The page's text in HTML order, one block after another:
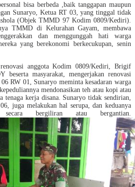
bisa berbeda ,baik tanggapan maupun
Sunaryo, Ketua RT 03, yang tinggal tidak
(Objek TMMD 97 Kodim 0809/Kediri).
TMMD di Kelurahan Gayam, membawa
dan menggunggah hati warga
yang berekonomi berkecukupan, senin
renovasi anggota Kodim 0809/Kediri, Brigif
beserta masyarakat, mengerjakan renovasi
RW 01, Sunaryo meminta kesadaran warga
mendonasikan teh atau kopi atau
tenaga kerja disana. Sunaryo tidak sendirian,
juga melakukan hal serupa, dan keduanya
secara bergiliran atau bergantian.